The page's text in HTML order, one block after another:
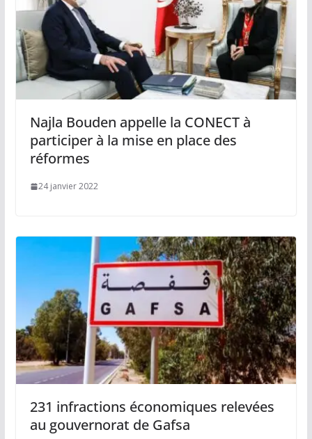
Najla Bouden appelle la CONECT à
participer à la mise en place des
réformes
24 janvier 2022
231 infractions économiques relevées
au gouvernorat de Gafsa